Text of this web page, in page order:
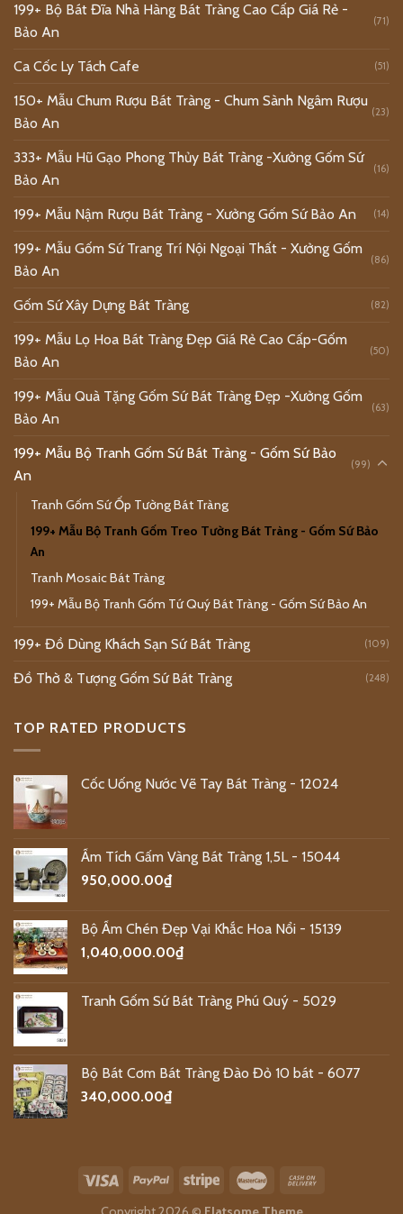
199+ Bộ Bát Đĩa Nhà Hàng Bát Tràng Cao Cấp Giá Rẻ -
Bảo An
(71)
Ca Cốc Ly Tách Cafe (51)
150+ Mẫu Chum Rượu Bát Tràng - Chum Sành Ngâm Rượu
Bảo An
(23)
333+ Mẫu Hũ Gạo Phong Thủy Bát Tràng -Xưởng Gốm Sứ
Bảo An
(16)
199+ Mẫu Nậm Rượu Bát Tràng - Xưởng Gốm Sứ Bảo An (14)
199+ Mẫu Gốm Sứ Trang Trí Nội Ngoại Thất - Xưởng Gốm
Bảo An
(86)
Gốm Sứ Xây Dựng Bát Tràng (82)
199+ Mẫu Lọ Hoa Bát Tràng Đẹp Giá Rẻ Cao Cấp-Gốm
Bảo An
(50)
199+ Mẫu Quà Tặng Gốm Sứ Bát Tràng Đẹp -Xưởng Gốm
Bảo An
(63)
199+ Mẫu Bộ Tranh Gốm Sứ Bát Tràng - Gốm Sứ Bảo
An
(99)
Tranh Gốm Sứ Ốp Tường Bát Tràng
199+ Mẫu Bộ Tranh Gốm Treo Tường Bát Tràng - Gốm Sứ Bảo
An
Tranh Mosaic Bát Tràng
199+ Mẫu Bộ Tranh Gốm Tứ Quý Bát Tràng - Gốm Sứ Bảo An
199+ Đồ Dùng Khách Sạn Sứ Bát Tràng (109)
Đồ Thờ & Tượng Gốm Sứ Bát Tràng (248)
TOP RATED PRODUCTS
Cốc Uống Nước Vẽ Tay Bát Tràng - 12024
Ấm Tích Gấm Vàng Bát Tràng 1,5L - 15044
950,000.00₫
Bộ Ấm Chén Đẹp Vại Khắc Hoa Nổi - 15139
1,040,000.00₫
Tranh Gốm Sứ Bát Tràng Phú Quý - 5029
Bộ Bát Cơm Bát Tràng Đào Đỏ 10 bát - 6077
340,000.00₫